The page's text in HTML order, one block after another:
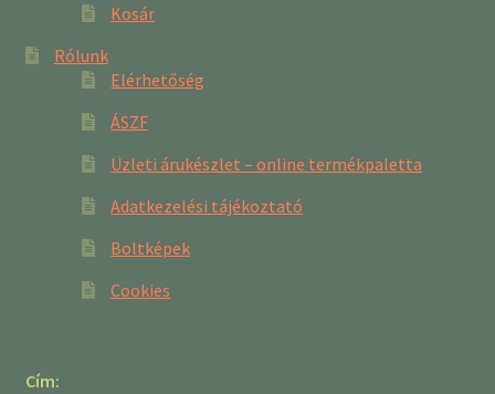
Kosár
Rólunk
Elérhetőség
ÁSZF
Üzleti árukészlet – online termékpaletta
Adatkezelési tájékoztató
Boltképek
Cookies
Cím: